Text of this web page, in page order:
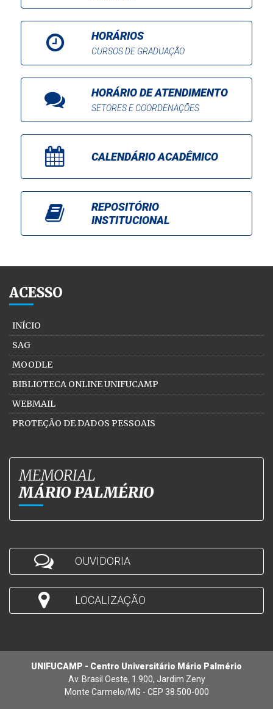
HORÁRIOS
CURSOS DE GRADUAÇÃO
HORÁRIO DE ATENDIMENTO
SETORES E COORDENAÇÕES
CALENDÁRIO ACADÊMICO
REPOSITÓRIO
INSTITUCIONAL
ACESSO
INÍCIO
SAG
MOODLE
BIBLIOTECA ONLINE UNIFUCAMP
WEBMAIL
PROTEÇÃO DE DADOS PESSOAIS
MEMORIAL
MÁRIO PALMÉRIO
OUVIDORIA
LOCALIZAÇÃO
UNIFUCAMP - Centro Universitário Mário Palmério
Av. Brasil Oeste, 1.900, Jardim Zeny
Monte Carmelo/MG - CEP 38.500-000